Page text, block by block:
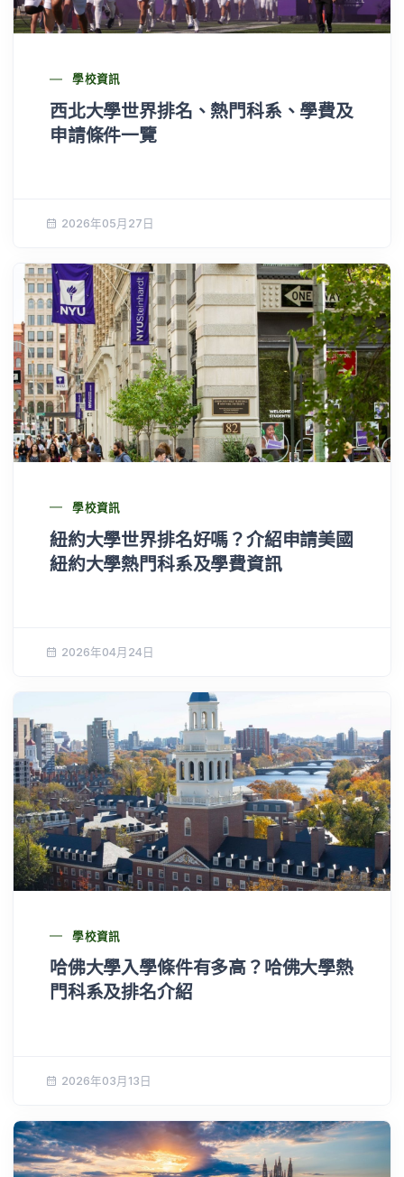
學校資訊
西北大學世界排名、熱門科系、學費及
申請條件一覽
2026年05月27日
學校資訊
紐約大學世界排名好嗎？介紹申請美國
紐約大學熱門科系及學費資訊
2026年04月24日
學校資訊
哈佛大學入學條件有多高？哈佛大學熱
門科系及排名介紹
2026年03月13日